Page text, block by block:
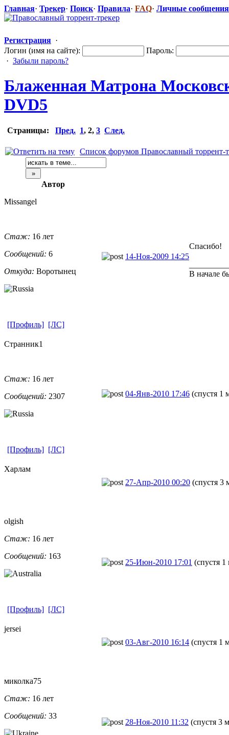
Главная· Трекер· Поиск· Правила· FAQ· Личные сообщения
Регистрация ·
Логин (имя на сайте):
Пароль:
· Забыли пароль?
Блаженная Матрона
DVD5
Страницы: Пред. 1, 2, 3 След.
Список форумов Православный торрент-
Автор
Missangel
Стаж: 16 лет
Сообщений: 6
Откуда: Воротынец
14-Ноя-2009 14:25
Спасибо!
В начале
[Профиль] [ЛС]
Странник1
Стаж: 16 лет
Сообщений: 2307 04-Янв-2010 17:46 (спустя 1
[Профиль] [ЛС]
Харлам
27-Апр-2010 00:20 (спустя 3
olgish
Стаж: 16 лет
Сообщений: 163
25-Июн-2010 17:01 (спустя
[Профиль] [ЛС]
jersei
03-Авг-2010 16:14 (спустя 1
миколка75
Стаж: 16 лет
Сообщений: 33
28-Ноя-2010 11:32 (спустя 3